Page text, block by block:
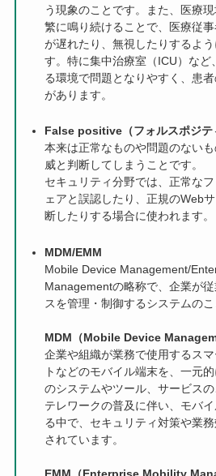
う現象のことです。また、医療
繁に鳴り続けることで、医療従
が遅れたり、無視したりするよ
す。特に集中治療室（ICU）など
る環境で問題となりやすく、患
があります。
False positive（フォルスポジテ
本来は正常なものや問題のない
威と判断してしまうことです。
セキュリティ分野では、正常な
ェアと誤認したり、正規のWeb
断したりする場合に使われます。
MDM/EMM
Mobile Device Management/
Managementの略称で、企業が
スを管理・制御するシステムのこ
MDM（Mobile Device
企業や組織が業務で使用するス
トなどのモバイル端末を、一元
のシステムやツール、サービスの
テレワークの普及に伴い、モバ
る中で、セキュリティ対策や業
されています。
EMM（Enterprise Mobility